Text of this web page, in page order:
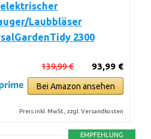
elektrischer
Laubbläser
2300
93,99 €
139,99 €
Bei Amazon ansehen
Preis inkl. MwSt., zzgl. Versandkosten
EMPFEHLUNG